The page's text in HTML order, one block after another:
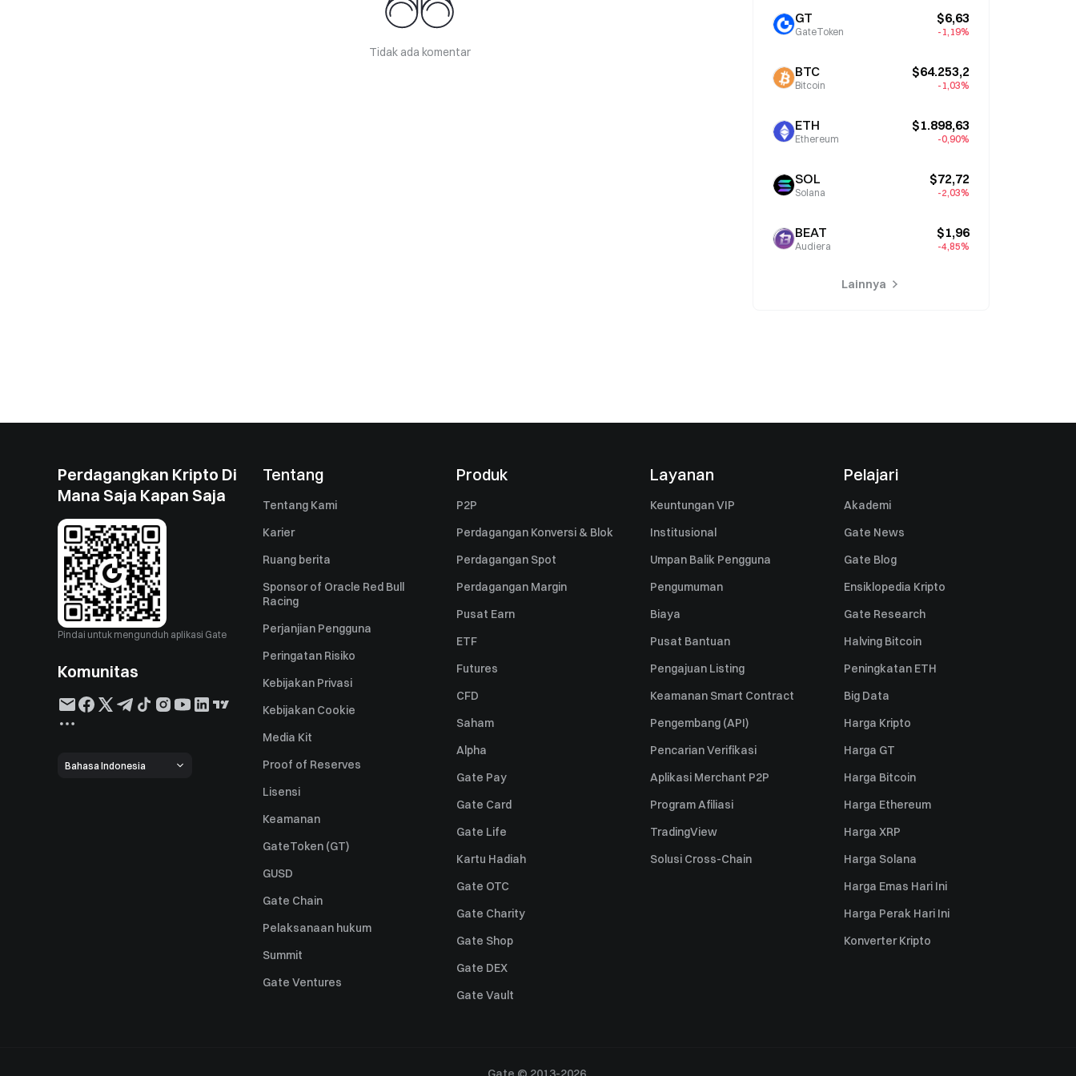
Tidak ada komentar
GT
GateToken
$6,63
-1,19%
BTC
Bitcoin
$64.253,2
-1,03%
ETH
Ethereum
$1.898,63
-0,90%
SOL
Solana
$72,72
-2,03%
BEAT
Audiera
$1,96
-4,85%
Lainnya
Perdagangkan Kripto Di
Mana Saja Kapan Saja
Pindai untuk mengunduh aplikasi Gate
Komunitas
Bahasa Indonesia
Tentang
Tentang Kami
Karier
Ruang berita
Sponsor of Oracle Red Bull
Racing
Perjanjian Pengguna
Peringatan Risiko
Kebijakan Privasi
Kebijakan Cookie
Media Kit
Proof of Reserves
Lisensi
Keamanan
GateToken (GT)
GUSD
Gate Chain
Pelaksanaan hukum
Summit
Gate Ventures
Produk
P2P
Perdagangan Konversi & Blok
Perdagangan Spot
Perdagangan Margin
Pusat Earn
ETF
Futures
CFD
Saham
Alpha
Gate Pay
Gate Card
Gate Life
Kartu Hadiah
Gate OTC
Gate Charity
Gate Shop
Gate DEX
Gate Vault
Layanan
Keuntungan VIP
Institusional
Umpan Balik Pengguna
Pengumuman
Biaya
Pusat Bantuan
Pengajuan Listing
Keamanan Smart Contract
Pengembang (API)
Pencarian Verifikasi
Aplikasi Merchant P2P
Program Afiliasi
TradingView
Solusi Cross-Chain
Pelajari
Akademi
Gate News
Gate Blog
Ensiklopedia Kripto
Gate Research
Halving Bitcoin
Peningkatan ETH
Big Data
Harga Kripto
Harga GT
Harga Bitcoin
Harga Ethereum
Harga XRP
Harga Solana
Harga Emas Hari Ini
Harga Perak Hari Ini
Konverter Kripto